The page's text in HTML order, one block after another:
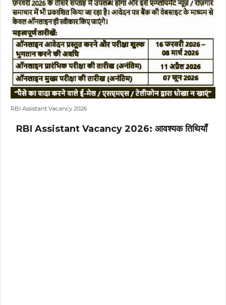
RBI Assistant Vacancy 2026
RBI Assistant Vacancy 2026: आवश्यक तिथियाँ